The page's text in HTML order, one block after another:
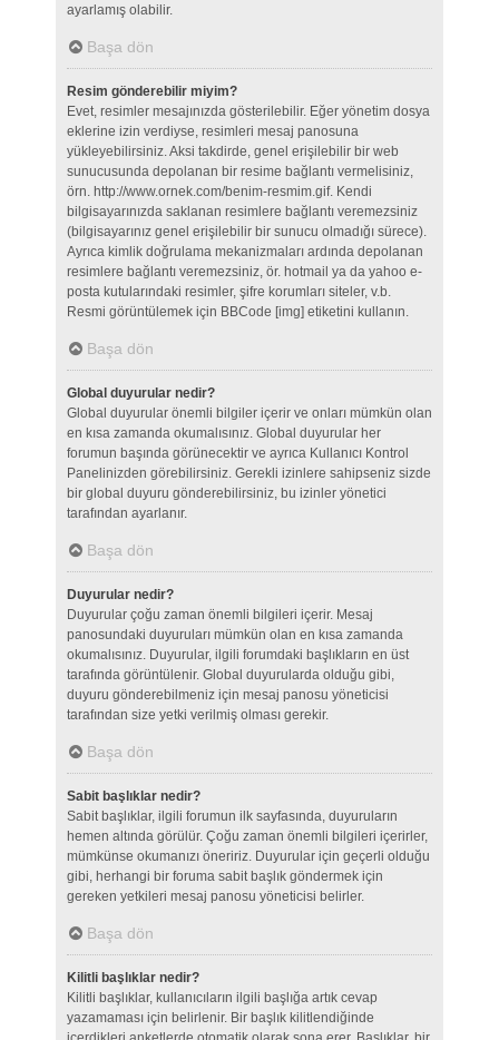
ayarlamış olabilir.
Başa dön
Resim gönderebilir miyim?
Evet, resimler mesajınızda gösterilebilir. Eğer yönetim dosya
eklerine izin verdiyse, resimleri mesaj panosuna
yükleyebilirsiniz. Aksi takdirde, genel erişilebilir bir web
sunucusunda depolanan bir resime bağlantı vermelisiniz,
örn. http://www.ornek.com/benim-resmim.gif. Kendi
bilgisayarınızda saklanan resimlere bağlantı veremezsiniz
(bilgisayarınız genel erişilebilir bir sunucu olmadığı sürece).
Ayrıca kimlik doğrulama mekanizmaları ardında depolanan
resimlere bağlantı veremezsiniz, ör. hotmail ya da yahoo e-
posta kutularındaki resimler, şifre korumları siteler, v.b.
Resmi görüntülemek için BBCode [img] etiketini kullanın.
Başa dön
Global duyurular nedir?
Global duyurular önemli bilgiler içerir ve onları mümkün olan
en kısa zamanda okumalısınız. Global duyurular her
forumun başında görünecektir ve ayrıca Kullanıcı Kontrol
Panelinizden görebilirsiniz. Gerekli izinlere sahipseniz sizde
bir global duyuru gönderebilirsiniz, bu izinler yönetici
tarafından ayarlanır.
Başa dön
Duyurular nedir?
Duyurular çoğu zaman önemli bilgileri içerir. Mesaj
panosundaki duyuruları mümkün olan en kısa zamanda
okumalısınız. Duyurular, ilgili forumdaki başlıkların en üst
tarafında görüntülenir. Global duyurularda olduğu gibi,
duyuru gönderebilmeniz için mesaj panosu yöneticisi
tarafından size yetki verilmiş olması gerekir.
Başa dön
Sabit başlıklar nedir?
Sabit başlıklar, ilgili forumun ilk sayfasında, duyuruların
hemen altında görülür. Çoğu zaman önemli bilgileri içerirler,
mümkünse okumanızı öneririz. Duyurular için geçerli olduğu
gibi, herhangi bir foruma sabit başlık göndermek için
gereken yetkileri mesaj panosu yöneticisi belirler.
Başa dön
Kilitli başlıklar nedir?
Kilitli başlıklar, kullanıcıların ilgili başlığa artık cevap
yazamaması için belirlenir. Bir başlık kilitlendiğinde